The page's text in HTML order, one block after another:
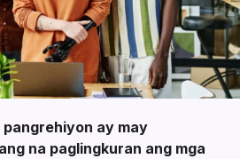
ay may
na paglingkuran ang mga